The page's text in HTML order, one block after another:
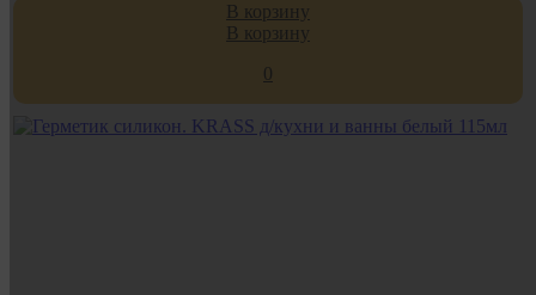
В корзину
В корзину
0